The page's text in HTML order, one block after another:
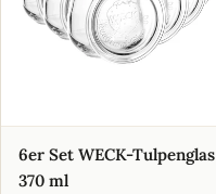
6er Set WECK-Tulpenglas
370 ml